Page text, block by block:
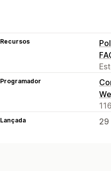
Recursos
Programador
Lançada 29